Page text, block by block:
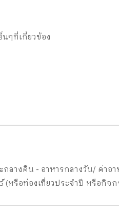
ๆที่เกี่ยวข้อง
างคืน - อาหารกลางวัน/ ค่าอ
(หรือท่องเที่ยวประจำปี หรือกิ